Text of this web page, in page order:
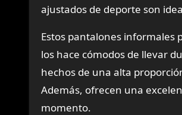
ajustados de deporte son
Estos pantalones
los hace cómodos de llevar
hechos de una alta
Además, ofrecen una
momento.